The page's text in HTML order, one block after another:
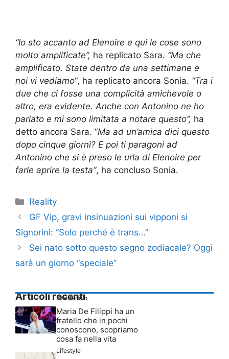
“Io sto accanto ad Elenoire e qui le cose sono
molto amplificate”, ha replicato Sara. “Ma che
amplificato. State dentro da una settimane e
noi vi vediamo“, ha replicato ancora Sonia. “Tra i
due che ci fosse una complicità amichevole o
altro, era evidente. Anche con Antonino ne ho
parlato e mi sono limitata a notare questo”, ha
detto ancora Sara. “Ma ad un’amica dici questo
dopo cinque giorni? E poi ti paragoni ad
Antonino che si è preso le urla di Elenoire per
farle aprire la testa”, ha concluso Sonia.
Categorie
Reality
GF Vip, gravi insinuazioni sui vipponi si
Signorini: “Solo perché è trans…”
Sei nato sotto questo segno zodiacale? Oggi
sarà un giorno “speciale”
Articoli recenti
Spettacolo
Maria De Filippi ha un
fratello che in pochi
conoscono, scopriamo
cosa fa nella vita
Lifestyle